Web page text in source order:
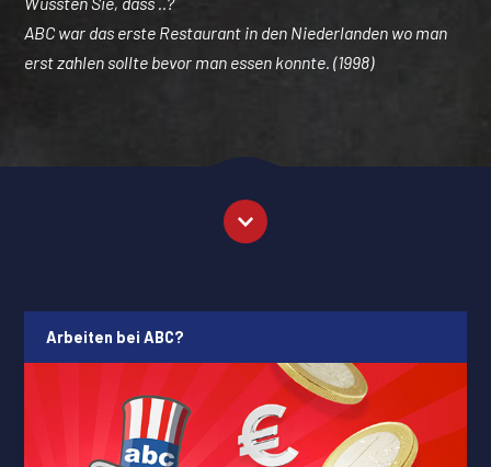
ABC war das erste Restaurant in den Niederlanden wo man
erst zahlen sollte bevor man essen konnte. (1998)
Arbeiten bei ABC?